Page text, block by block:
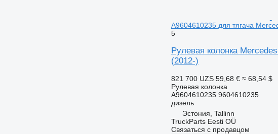
A9604610235 для тягача
5
Рулевая колонка
(2012-)
821 700 UZS 59,68 € ≈ 68,54 $
Рулевая колонка
A9604610235 9604610235
дизель
Эстония, Tallinn
TruckParts Eesti OÜ
Связаться с продавцом